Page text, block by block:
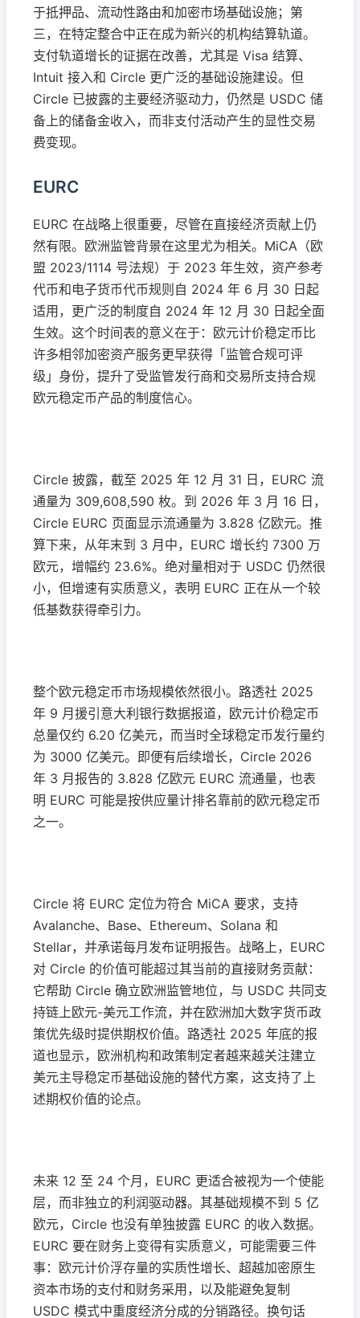
于抵押品、流动性路由和加密市场基础设施；第
三，在特定整合中正在成为新兴的机构结算轨道。
支付轨道增长的证据在改善，尤其是 Visa 结算、
Intuit 接入和 Circle 更广泛的基础设施建设。但
Circle 已披露的主要经济驱动力，仍然是 USDC 储
备上的储备金收入，而非支付活动产生的显性交易
费变现。
EURC
EURC 在战略上很重要，尽管在直接经济贡献上仍
然有限。欧洲监管背景在这里尤为相关。MiCA（欧
盟 2023/1114 号法规）于 2023 年生效，资产参考
代币和电子货币代币规则自 2024 年 6 月 30 日起
适用，更广泛的制度自 2024 年 12 月 30 日起全面
生效。这个时间表的意义在于：欧元计价稳定币比
许多相邻加密资产服务更早获得「监管合规可评
级」身份，提升了受监管发行商和交易所支持合规
欧元稳定币产品的制度信心。
Circle 披露，截至 2025 年 12 月 31 日，EURC 流
通量为 309,608,590 枚。到 2026 年 3 月 16 日，
Circle EURC 页面显示流通量为 3.828 亿欧元。推
算下来，从年末到 3 月中，EURC 增长约 7300 万
欧元，增幅约 23.6%。绝对量相对于 USDC 仍然很
小，但增速有实质意义，表明 EURC 正在从一个较
低基数获得牵引力。
整个欧元稳定币市场规模依然很小。路透社 2025
年 9 月援引意大利银行数据报道，欧元计价稳定币
总量仅约 6.20 亿美元，而当时全球稳定币发行量约
为 3000 亿美元。即便有后续增长，Circle 2026
年 3 月报告的 3.828 亿欧元 EURC 流通量，也表
明 EURC 可能是按供应量计排名靠前的欧元稳定币
之一。
Circle 将 EURC 定位为符合 MiCA 要求，支持
Avalanche、Base、Ethereum、Solana 和
Stellar，并承诺每月发布证明报告。战略上，EURC
对 Circle 的价值可能超过其当前的直接财务贡献：
它帮助 Circle 确立欧洲监管地位，与 USDC 共同支
持链上欧元-美元工作流，并在欧洲加大数字货币政
策优先级时提供期权价值。路透社 2025 年底的报
道也显示，欧洲机构和政策制定者越来越关注建立
美元主导稳定币基础设施的替代方案，这支持了上
述期权价值的论点。
未来 12 至 24 个月，EURC 更适合被视为一个使能
层，而非独立的利润驱动器。其基础规模不到 5 亿
欧元，Circle 也没有单独披露 EURC 的收入数据。
EURC 要在财务上变得有实质意义，可能需要三件
事：欧元计价浮存量的实质性增长、超越加密原生
资本市场的支付和财务采用，以及能避免复制
USDC 模式中重度经济分成的分销路径。换句话